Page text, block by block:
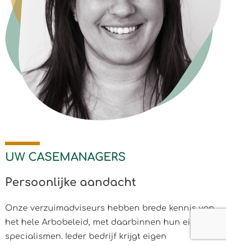
UW CASEMANAGERS
Persoonlijke aandacht
Onze verzuimadviseurs hebben brede kennis van
het hele Arbobeleid, met daarbinnen hun eigen
specialismen. Ieder bedrijf krijgt eigen